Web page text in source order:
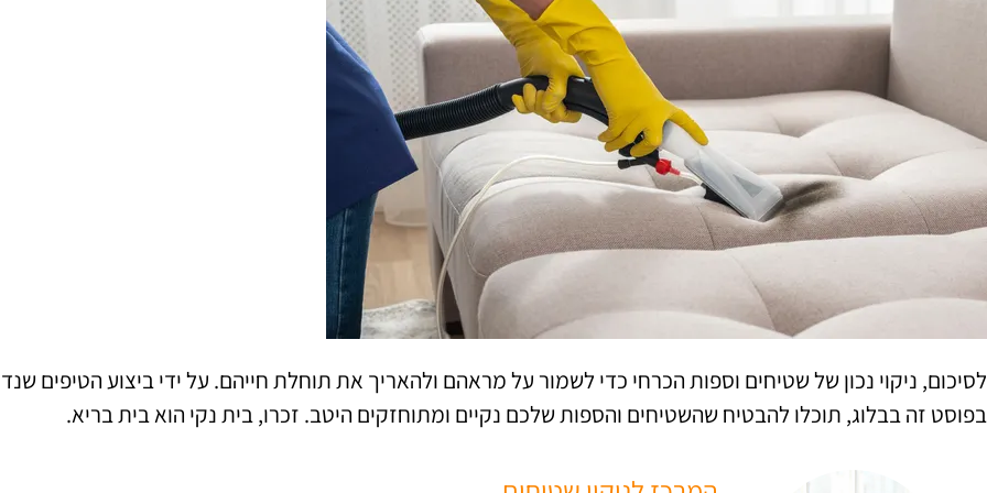
לסיכום, ניקוי נכון של שטיחים וספות הכרחי כדי לשמור על מראהם ולהאריך את תוחלת חייהם. על ידי ביצוע הטיפים
בפוסט זה בבלוג, תוכלו להבטיח שהשטיחים והספות שלכם נקיים ומתוחזקים היטב. זכרו, בית נקי הוא בית בריא.